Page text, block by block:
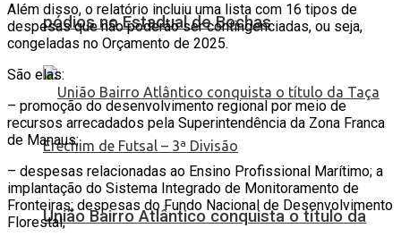
pódios no Estadual de Bochas
União Bairro Atlântico conquista o título da
Além disso, o relatório incluiu uma lista com 16 tipos de
despesas que não poderão ser contingenciadas, ou seja,
congeladas no Orçamento de 2025.
São elas:
– promoção do desenvolvimento regional por meio de
recursos arrecadados pela Superintendência da Zona Franca
de Manaus;
– despesas relacionadas ao Ensino Profissional Marítimo; a
implantação do Sistema Integrado de Monitoramento de
Fronteiras; despesas do Fundo Nacional de Desenvolvimento
Florestal;